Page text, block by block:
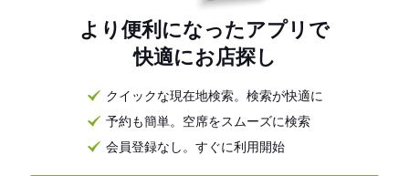
より便利になったアプリで
快適にお店探し
クイックな現在地検索。検索が快適に
予約も簡単。空席をスムーズに検索
会員登録なし。すぐに利用開始